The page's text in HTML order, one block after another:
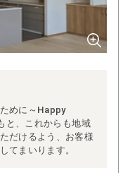
ために～Happy
と、これからも地域
だけるよう、お客様
てまいります。